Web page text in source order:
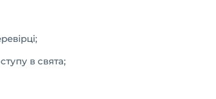
в свята;